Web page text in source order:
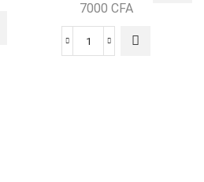
7000 CFA